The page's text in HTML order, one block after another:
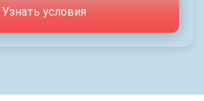
Узнать условия